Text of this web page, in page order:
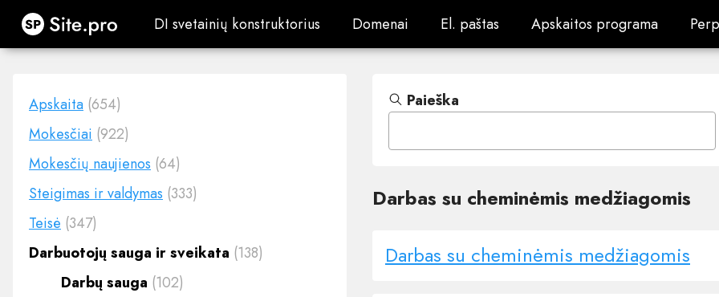
Site.pro DI svetainių konstruktorius
DI svetainių konstruktorius Domenai
Domenai El. paštas
El. paštas Apskaitos programa
Apskaitos programa
Apskaita (654)
Mokesčiai (922)
Mokesčių naujienos (64)
Steigimas ir valdymas (333)
Teisė (347)
Darbuotojų sauga ir sveikata (138)
Darbų sauga (102)
Paieška
Darbas su cheminėmis medžiagomis
Darbas su cheminėmis medžiagomis